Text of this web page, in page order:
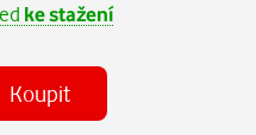
ke stažení
Koupit